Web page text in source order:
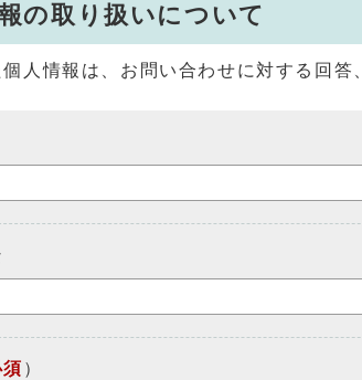
の取り扱いについて
人情報は、お問い合わせに対する回
須 ）